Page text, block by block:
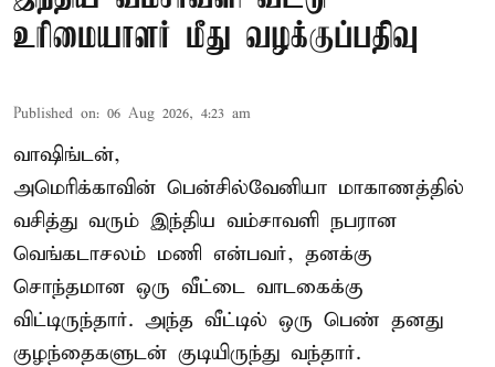
உரிமையாளர் மீது வழக்குப்பதிவு
Published on: 06 Aug 2026, 4:23 am
வாஷிங்டன்,
அமெரிக்காவின் பென்சில்வேனியா மாகாணத்தில்
வசித்து வரும் இந்திய வம்சாவளி நபரான
வெங்கடாசலம் மணி என்பவர், தனக்கு
சொந்தமான ஒரு வீட்டை வாடகைக்கு
விட்டிருந்தார். அந்த வீட்டில் ஒரு பெண் தனது
குழந்தைகளுடன் குடியிருந்து வந்தார்.